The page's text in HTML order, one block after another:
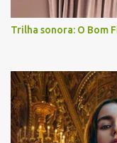
Trilha sonora: O Bom